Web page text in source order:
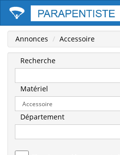
Annonces Accessoire
Recherche
Matériel
Département